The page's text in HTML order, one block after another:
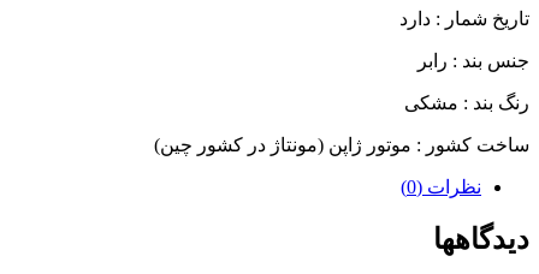
تاریخ شمار : دارد
جنس بند : رابر
رنگ بند : مشکی
ساخت کشور : موتور ژاپن (مونتاژ در کشور چین)
نظرات (0)
دیدگاهها